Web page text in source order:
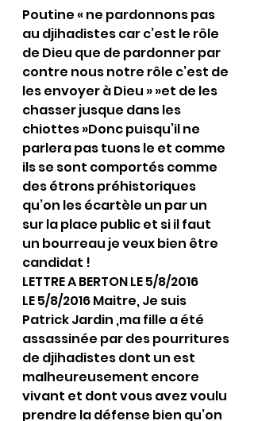
Poutine « ne pardonnons pas
au djihadistes car c’est le rôle
de Dieu que de pardonner par
contre nous notre rôle c’est de
les envoyer à Dieu » »et de les
chasser jusque dans les
chiottes »Donc puisqu’il ne
parlera pas tuons le et comme
ils se sont comportés comme
des étrons préhistoriques
qu’on les écartèle un par un
sur la place public et si il faut
un bourreau je veux bien être
candidat !
LETTRE A BERTON LE 5/8/2016
LE 5/8/2016 Maitre, Je suis
Patrick Jardin ,ma fille a été
assassinée par des pourritures
de djihadistes dont un est
malheureusement encore
vivant et dont vous avez voulu
prendre la défense bien qu’on